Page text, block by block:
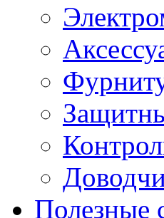
Полезные